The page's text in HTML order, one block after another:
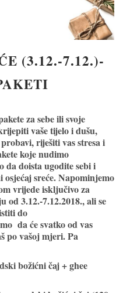
(3.12.-7.12.)-
za sebe ili svoje
vaše tijelo i dušu,
riješiti vas stresa i
koje nudimo
da doista ugodite sebi i
sreće. Napominjemo
vrijede isključivo za
od 3.12.-7.12.2018., ali se
do
da će svatko od vas
po vašoj mjeri. Pa
božićni čaj + ghee